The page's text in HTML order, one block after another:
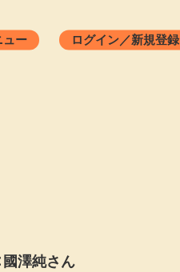
ュー ログイン／新規登録
國澤純さん